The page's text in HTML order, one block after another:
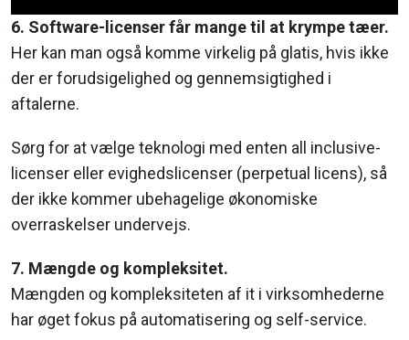
6. Software-licenser får mange til at krympe tæer.
Her kan man også komme virkelig på glatis, hvis ikke
der er forudsigelighed og gennemsigtighed i
aftalerne.
Sørg for at vælge teknologi med enten all inclusive-
licenser eller evighedslicenser (perpetual licens), så
der ikke kommer ubehagelige økonomiske
overraskelser undervejs.
7. Mængde og kompleksitet.
Mængden og kompleksiteten af it i virksomhederne
har øget fokus på automatisering og self-service.